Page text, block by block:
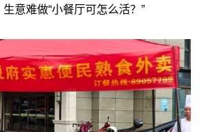
生意难做“小餐厅可怎么活？”